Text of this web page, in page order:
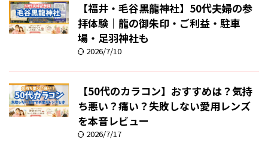
【福井・毛谷黒龍神社】50代夫婦の参
拝体験｜龍の御朱印・ご利益・駐車
場・足羽神社も
2026/7/10
【50代のカラコン】おすすめは？気持
ち悪い？痛い？失敗しない愛用レンズ
を本音レビュー
2026/7/17